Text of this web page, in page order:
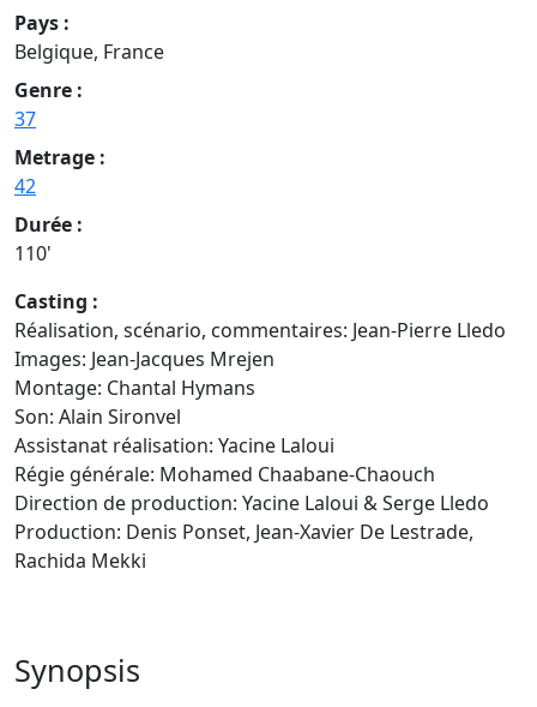
Pays :
Belgique, France
Genre :
37
Metrage :
42
Durée :
110'
Casting :
Réalisation, scénario, commentaires: Jean-Pierre Lledo
Images: Jean-Jacques Mrejen
Montage: Chantal Hymans
Son: Alain Sironvel
Assistanat réalisation: Yacine Laloui
Régie générale: Mohamed Chaabane-Chaouch
Direction de production: Yacine Laloui & Serge Lledo
Production: Denis Ponset, Jean-Xavier De Lestrade,
Rachida Mekki
Synopsis